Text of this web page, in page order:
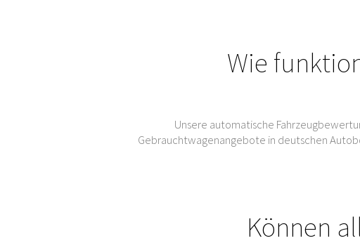
Wie
Unsere automatische
Gebrauchtwagenangebote in deutschen
Können